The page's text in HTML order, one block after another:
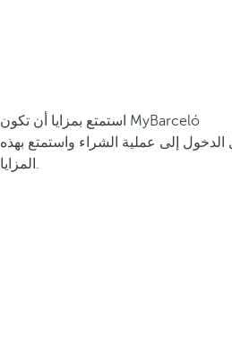
استمتع بمزايا أن تكون MyBarceló
إلى عملية الشراء واستمتع بهذه
المزايا.